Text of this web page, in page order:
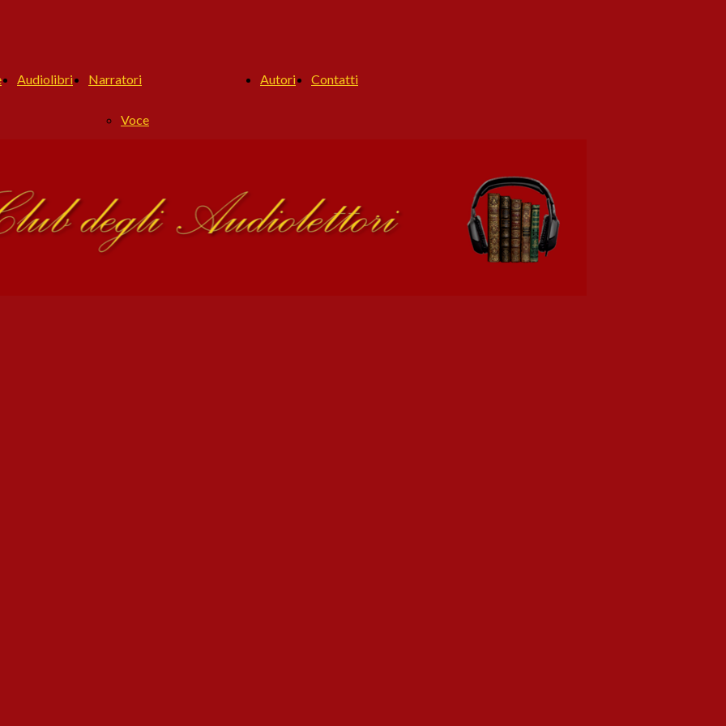
Audiolibri Narratori
Voce
Antonio Dragonetti
Autori Contatti